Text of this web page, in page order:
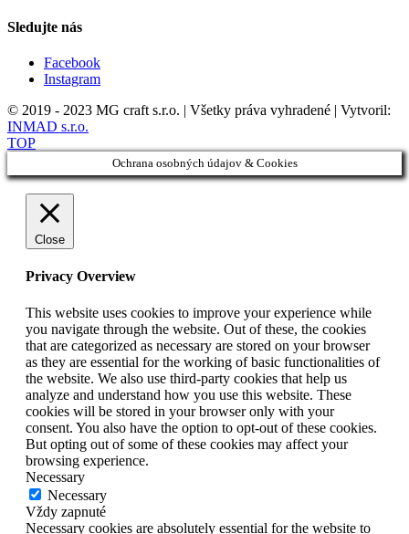
Sledujte nás
Facebook
Instagram
© 2019 - 2023 MG craft s.r.o. | Všetky práva vyhradené | Vytvoril:
INMAD s.r.o.
TOP
Ochrana osobných údajov & Cookies
Close
Privacy Overview
This website uses cookies to improve your experience while
you navigate through the website. Out of these, the cookies
that are categorized as necessary are stored on your browser
as they are essential for the working of basic functionalities of
the website. We also use third-party cookies that help us
analyze and understand how you use this website. These
cookies will be stored in your browser only with your
consent. You also have the option to opt-out of these cookies.
But opting out of some of these cookies may affect your
browsing experience.
Necessary
Necessary
Vždy zapnuté
Necessary cookies are absolutely essential for the website to